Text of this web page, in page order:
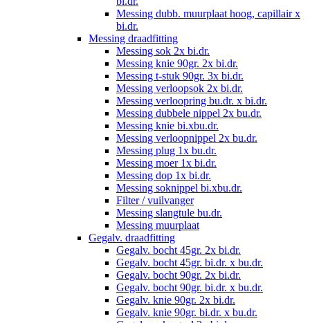
Messing dubb. muurplaat hoog, capillair x
bi.dr.
Messing draadfitting
Messing sok 2x bi.dr.
Messing knie 90gr. 2x bi.dr.
Messing t-stuk 90gr. 3x bi.dr.
Messing verloopsok 2x bi.dr.
Messing verloopring bu.dr. x bi.dr.
Messing dubbele nippel 2x bu.dr.
Messing knie bi.xbu.dr.
Messing verloopnippel 2x bu.dr.
Messing plug 1x bu.dr.
Messing moer 1x bi.dr.
Messing dop 1x bi.dr.
Messing soknippel bi.xbu.dr.
Filter / vuilvanger
Messing slangtule bu.dr.
Messing muurplaat
Gegalv. draadfitting
Gegalv. bocht 45gr. 2x bi.dr.
Gegalv. bocht 45gr. bi.dr. x bu.dr.
Gegalv. bocht 90gr. 2x bi.dr.
Gegalv. bocht 90gr. bi.dr. x bu.dr.
Gegalv. knie 90gr. 2x bi.dr.
Gegalv. knie 90gr. bi.dr. x bu.dr.